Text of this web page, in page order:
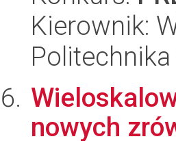
Kierownik:
nowych